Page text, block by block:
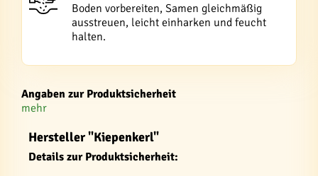
Boden vorbereiten, Samen gleichmäßig
ausstreuen, leicht einharken und feucht
halten.
Angaben zur Produktsicherheit
mehr
Hersteller "Kiepenkerl"
Details zur Produktsicherheit: